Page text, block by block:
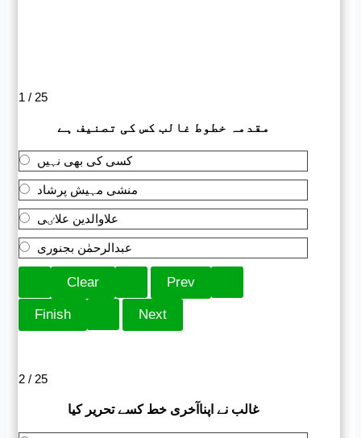
1 / 25
مقدمہ خطوط غالب کس کی تصنیف ہے
کسی کی بھی نہیں
منشی مہیش پرشاد
علاوالدین علاٸی
عبدالرحمٰن بجنوری
2 / 25
غالب نے اپناآخری خط کسے تحریر کیا